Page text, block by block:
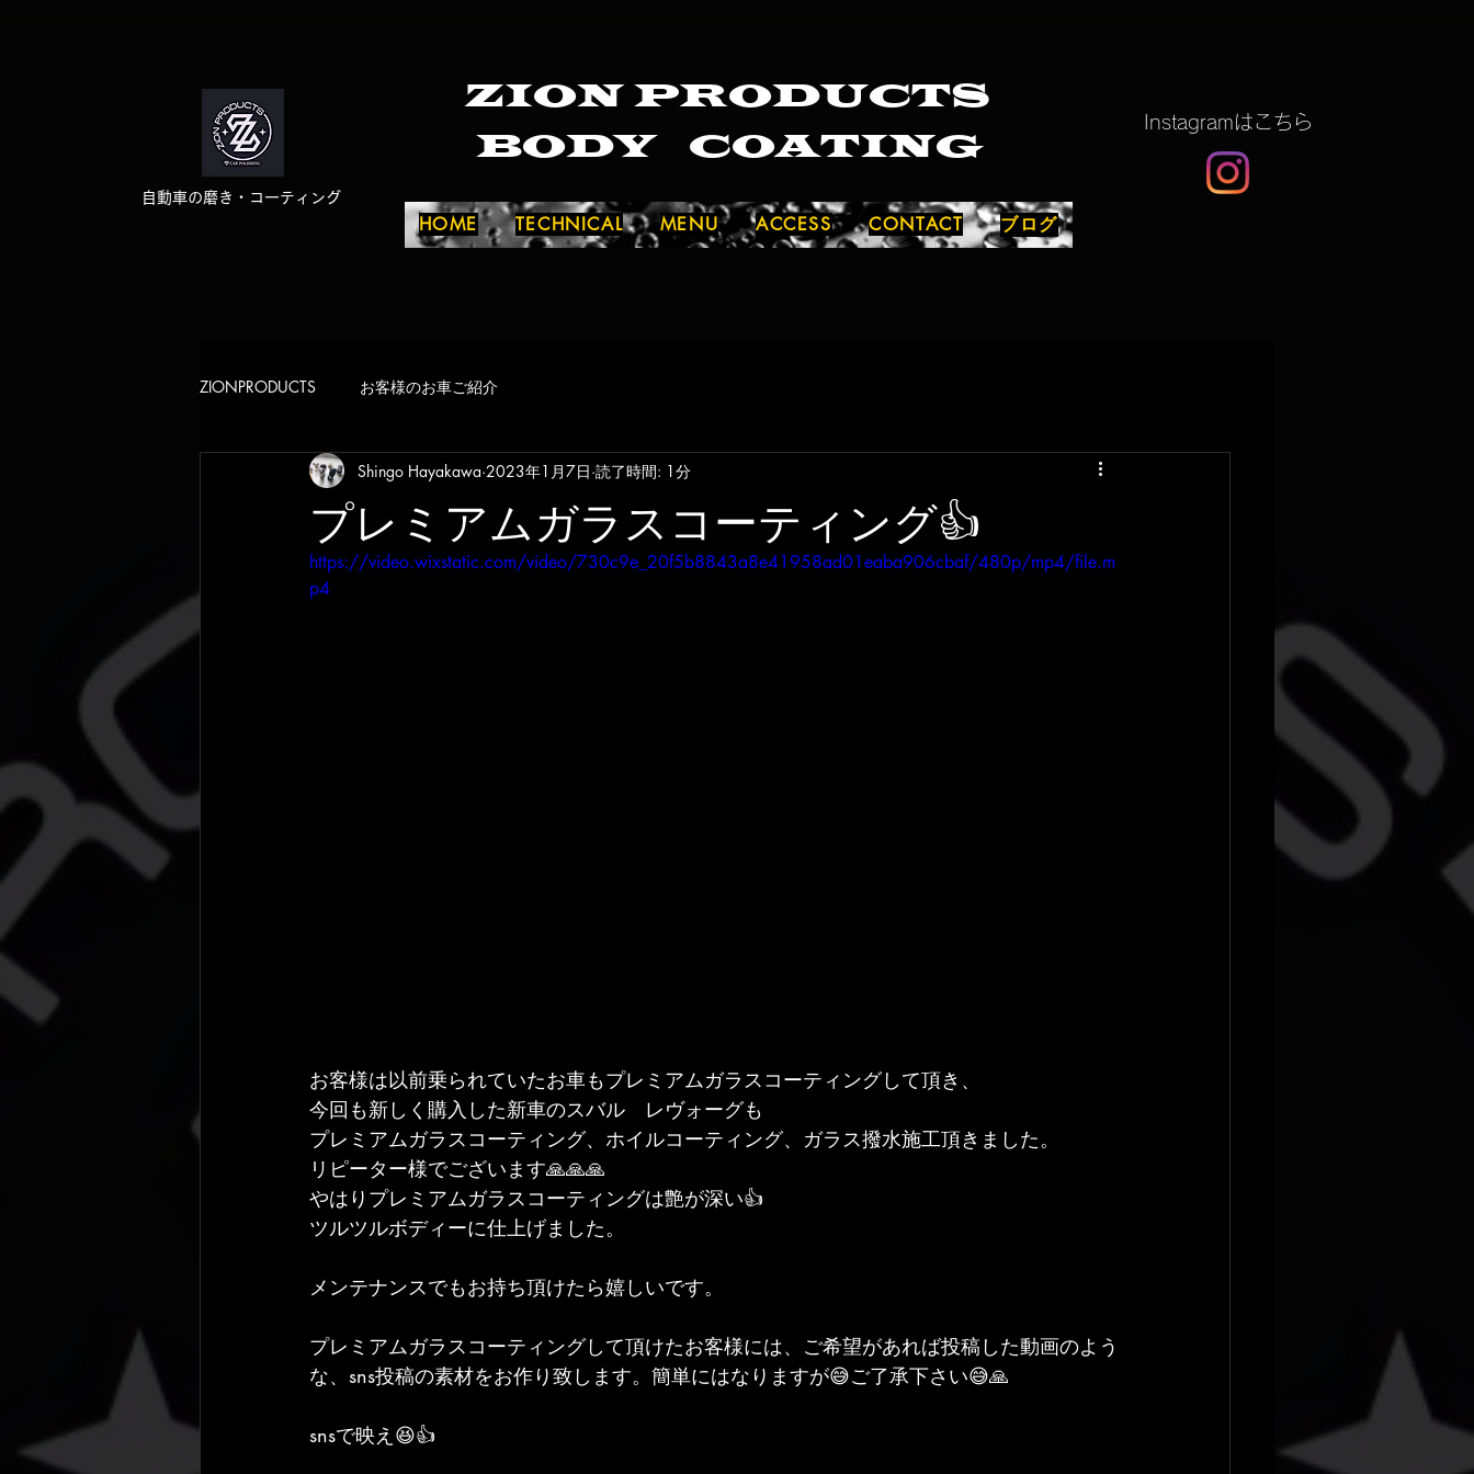
自動車の磨き・コーティング
ZION PRODUCTS
BODY COATING
HOME TECHNICAL MENU ACCESS CONTACT ブログ
​Instagramはこちら
ZIONPRODUCTS お客様のお車ご紹介
プレミアムガラスコーティング👍
Shingo Hayakawa 2023年1月7日 読了時間: 1分
https://video.wixstatic.com/video/730c9e_20f5b8843a8e41958ad01eaba906cbaf/480p/mp4/file.m
p4
お客様は以前乗られていたお車もプレミアムガラスコーティングして頂き、
今回も新しく購入した新車のスバル　レヴォーグも
プレミアムガラスコーティング、ホイルコーティング、ガラス撥水施工頂きました。
リピーター様でございます🙏🙏🙏
やはりプレミアムガラスコーティングは艶が深い👍
ツルツルボディーに仕上げました。
メンテナンスでもお持ち頂けたら嬉しいです。
プレミアムガラスコーティングして頂けたお客様には、ご希望があれば投稿した動画のよう
な、sns投稿の素材をお作り致します。簡単にはなりますが😅ご了承下さい😅🙏
snsで映え😆👍